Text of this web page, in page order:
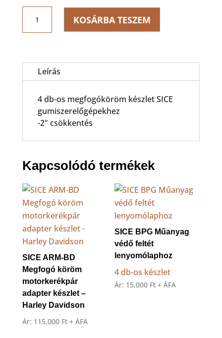
AR10
Megfogó
készlet
mennyiség
KOSÁRBA TESZEM
Leírás
4 db-os megfogóköröm készlet SICE
gumiszerelőgépekhez
-2" csökkentés
Kapcsolódó termékek
SICE ARM-BD
Megfogó köröm
motorkerékpár
adapter készlet –
Harley Davidson
Ár: 115,000 Ft + ÁFA
SICE BPG Műanyag
védő feltét
lenyomólaphoz
4 db-os készlet
Ár: 15,000 Ft + ÁFA